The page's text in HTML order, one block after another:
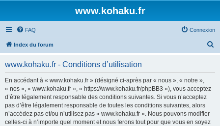
www.kohaku.fr
FAQ Connexion
Index du forum
www.kohaku.fr - Conditions d’utilisation
En accédant à « www.kohaku.fr » (désigné ci-après par « nous », « notre »,
« nos », « www.kohaku.fr », « https://www.kohaku.fr/phpBB3 »), vous acceptez
d’être légalement responsable des conditions suivantes. Si vous n’acceptez
pas d’être légalement responsable de toutes les conditions suivantes, alors
n’accédez pas et/ou n’utilisez pas « www.kohaku.fr ». Nous pouvons modifier
celles-ci à n’importe quel moment et nous ferons tout pour que vous en soyez